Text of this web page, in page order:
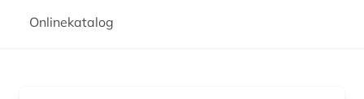
Onlinekatalog